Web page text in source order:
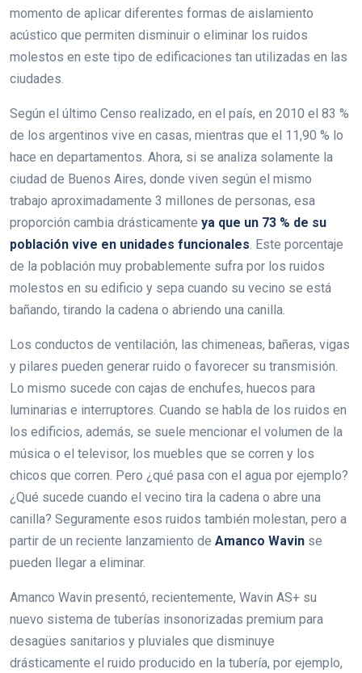
momento de aplicar diferentes formas de aislamiento
acústico que permiten disminuir o eliminar los ruidos
molestos en este tipo de edificaciones tan utilizadas en las
ciudades.
Según el último Censo realizado, en el país, en 2010 el 83 %
de los argentinos vive en casas, mientras que el 11,90 % lo
hace en departamentos. Ahora, si se analiza solamente la
ciudad de Buenos Aires, donde viven según el mismo
trabajo aproximadamente 3 millones de personas, esa
proporción cambia drásticamente ya que un 73 % de su
población vive en unidades funcionales. Este porcentaje
de la población muy probablemente sufra por los ruidos
molestos en su edificio y sepa cuando su vecino se está
bañando, tirando la cadena o abriendo una canilla.
Los conductos de ventilación, las chimeneas, bañeras, vigas
y pilares pueden generar ruido o favorecer su transmisión.
Lo mismo sucede con cajas de enchufes, huecos para
luminarias e interruptores. Cuando se habla de los ruidos en
los edificios, además, se suele mencionar el volumen de la
música o el televisor, los muebles que se corren y los
chicos que corren. Pero ¿qué pasa con el agua por ejemplo?
¿Qué sucede cuando el vecino tira la cadena o abre una
canilla? Seguramente esos ruidos también molestan, pero a
partir de un reciente lanzamiento de Amanco Wavin se
pueden llegar a eliminar.
Amanco Wavin presentó, recientemente, Wavin AS+ su
nuevo sistema de tuberías insonorizadas premium para
desagües sanitarios y pluviales que disminuye
drásticamente el ruido producido en la tubería, por ejemplo,